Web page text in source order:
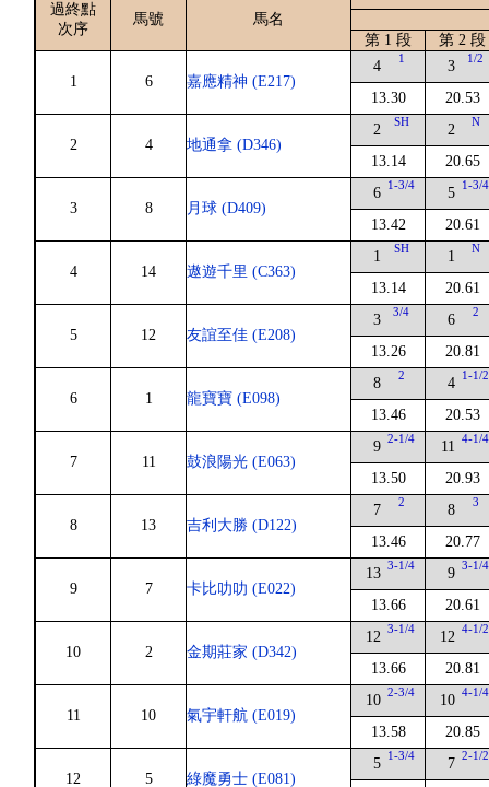
過終點
次序
馬號
馬名
第 1 段
第 2 段
1 6 嘉應精神 (E217)
4 1
13.30
3 1/2
20.53
2 4 地通拿 (D346)
2 SH
13.14
2 N
20.65
3 8 月球 (D409)
6 1-3/4
13.42
5 1-3/4
20.61
4 14 遨遊千里 (C363)
1 SH
13.14
1 N
20.61
5 12 友誼至佳 (E208)
3 3/4
13.26
6 2
20.81
6 1 龍寶寶 (E098)
8 2
13.46
4 1-1/2
20.53
7 11 鼓浪陽光 (E063)
9 2-1/4
13.50
11 4-1/4
20.93
8 13 吉利大勝 (D122)
7 2
13.46
8 3
20.77
9 7 卡比叻叻 (E022)
13 3-1/4
13.66
9 3-1/4
20.61
10 2 金期莊家 (D342)
12 3-1/4
13.66
12 4-1/2
20.81
11 10 氣宇軒航 (E019)
10 2-3/4
13.58
10 4-1/4
20.85
12 5 綠魔勇士 (E081)
5 1-3/4 7 2-1/2